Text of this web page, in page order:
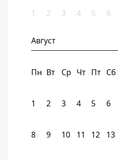
1 2 3 4 5 6
Август
Пн Вт Ср Чт Пт Сб
1 2 3 4 5 6
8 9 10 11 12 13